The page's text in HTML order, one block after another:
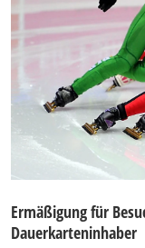
Ermäßigung für
Dauerkarteninhaber